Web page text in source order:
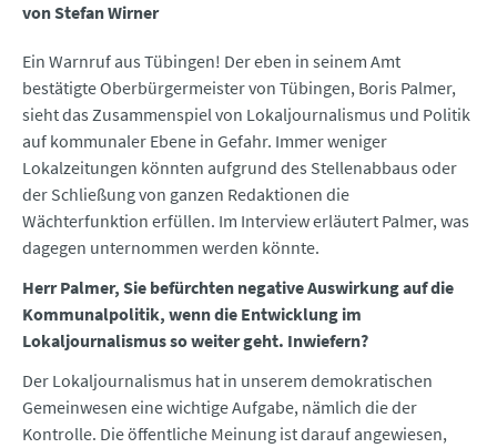
von Stefan Wirner
Ein Warnruf aus Tübingen! Der eben in seinem Amt
bestätigte Oberbürgermeister von Tübingen, Boris Palmer,
sieht das Zusammenspiel von Lokaljournalismus und Politik
auf kommunaler Ebene in Gefahr. Immer weniger
Lokalzeitungen könnten aufgrund des Stellenabbaus oder
der Schließung von ganzen Redaktionen die
Wächterfunktion erfüllen. Im Interview erläutert Palmer, was
dagegen unternommen werden könnte.
Herr Palmer, Sie befürchten negative Auswirkung auf die
Kommunalpolitik, wenn die Entwicklung im
Lokaljournalismus so weiter geht. Inwiefern?
Der Lokaljournalismus hat in unserem demokratischen
Gemeinwesen eine wichtige Aufgabe, nämlich die der
Kontrolle. Die öffentliche Meinung ist darauf angewiesen,